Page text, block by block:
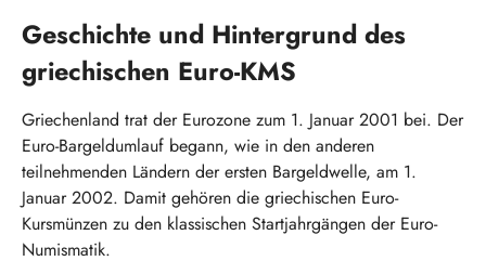
Geschichte und Hintergrund des
griechischen Euro-KMS
Griechenland trat der Eurozone zum 1. Januar 2001 bei. Der
Euro-Bargeldumlauf begann, wie in den anderen
teilnehmenden Ländern der ersten Bargeldwelle, am 1.
Januar 2002. Damit gehören die griechischen Euro-
Kursmünzen zu den klassischen Startjahrgängen der Euro-
Numismatik.